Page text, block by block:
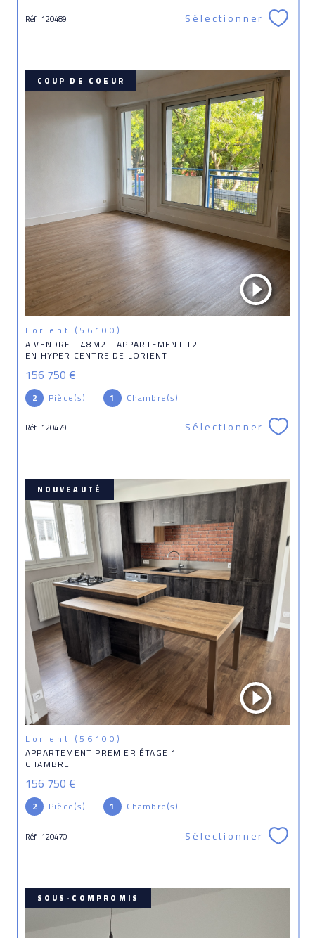
Réf : 120489 Sélectionner
COUP DE COEUR
Lorient (56100)
A VENDRE - 48M2 - APPARTEMENT T2
EN HYPER CENTRE DE LORIENT
156 750 €
2 Pièce(s) 1 Chambre(s)
Réf : 120479 Sélectionner
NOUVEAUTÉ
Lorient (56100)
APPARTEMENT PREMIER ÉTAGE 1
CHAMBRE
156 750 €
2 Pièce(s) 1 Chambre(s)
Réf : 120470 Sélectionner
SOUS-COMPROMIS